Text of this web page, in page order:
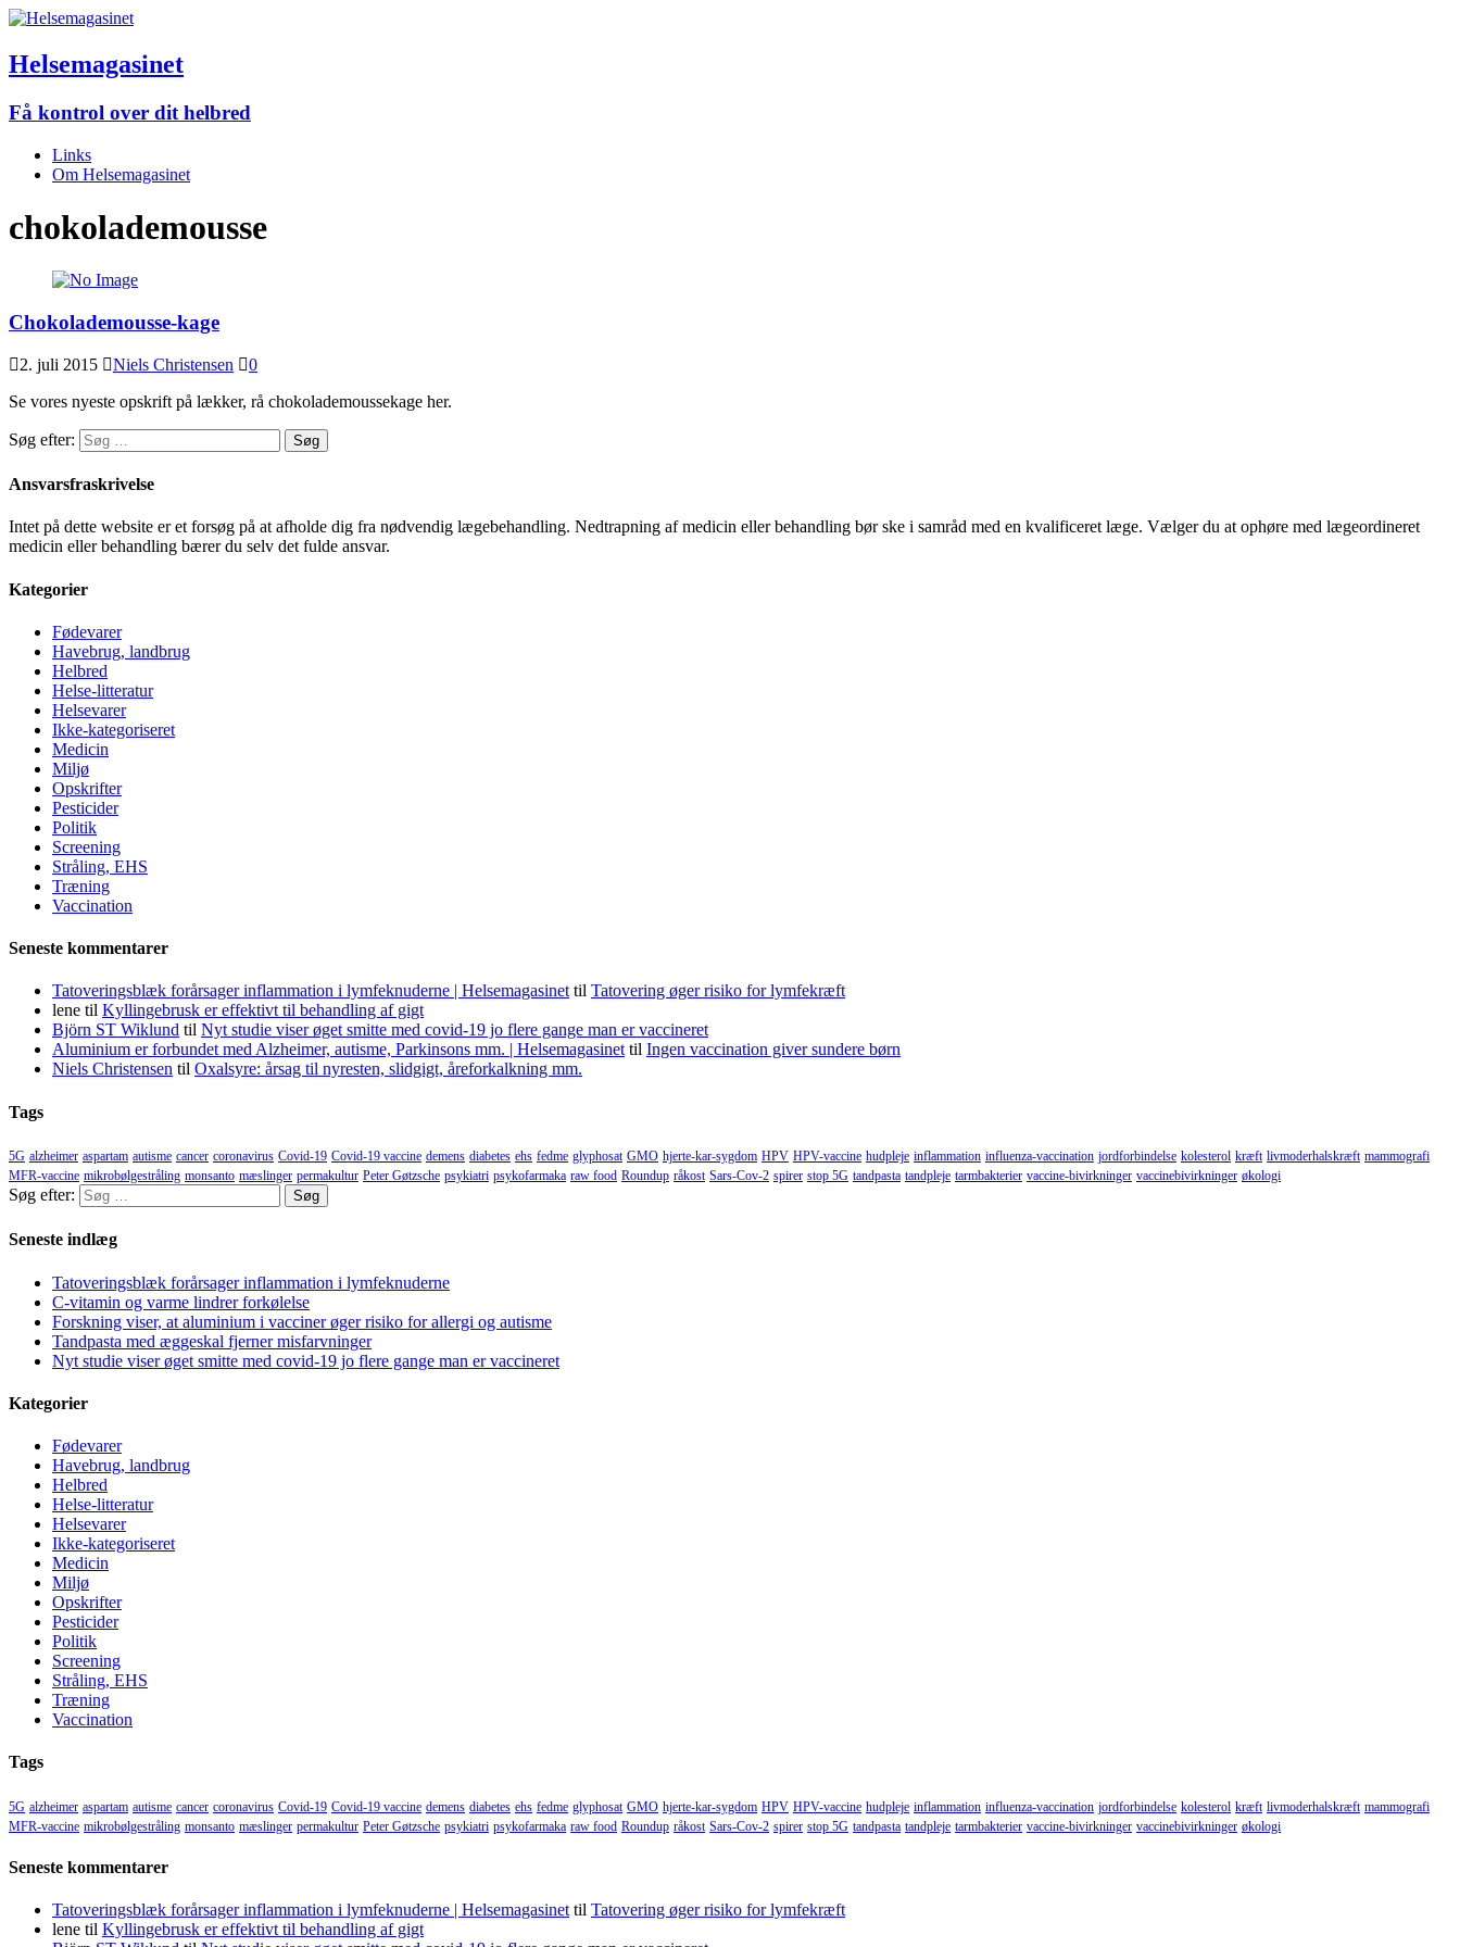
Helsemagasinet
Få kontrol over dit helbred
Links
Om Helsemagasinet
chokolademousse
Chokolademousse-kage
2. juli 2015 Niels Christensen
0
Se vores nyeste opskrift på lækker, rå chokolademoussekage her.
Søg efter:
Ansvarsfraskrivelse
Intet på dette website er et forsøg på at afholde dig fra nødvendig lægebehandling. Nedtrapning af medicin eller behandling bør ske i samråd med en kvalificeret læge. Vælger du at ophøre med lægeordineret
medicin eller behandling bærer du selv det fulde ansvar.
Kategorier
Fødevarer
Havebrug, landbrug
Helbred
Helse-litteratur
Helsevarer
Ikke-kategoriseret
Medicin
Miljø
Opskrifter
Pesticider
Politik
Screening
Stråling, EHS
Træning
Vaccination
Seneste kommentarer
Tatoveringsblæk forårsager inflammation i lymfeknuderne | Helsemagasinettil Tatovering øger risiko for lymfekræft
lene til Kyllingebrusk er effektivt til behandling af gigt
Björn ST Wiklund til Nyt studie viser øget smitte med covid-19 jo flere gange man er vaccineret
Aluminium er forbundet med Alzheimer, autisme, Parkinsons mm. | Helsemagasinettil Ingen vaccination giver sundere børn
Niels Christensen til Oxalsyre: årsag til nyresten, slidgigt, åreforkalkning mm.
Tags
5G alzheimer aspartam autisme cancer coronavirus Covid-19 Covid-19 vaccine demens diabetes ehs fedme glyphosat GMO hjerte-kar-sygdom HPV HPV-vaccine hudpleje inflammation influenza-vaccination jordforbindelse kolesterol kræft livmoderhalskræft mammografi
MFR-vaccine mikrobølgestråling monsanto mæslinger permakultur Peter Gøtzsche psykiatri psykofarmaka raw food Roundup råkost Sars-Cov-2 spirer stop 5G tandpasta tandpleje tarmbakterier vaccine-bivirkninger vaccinebivirkninger økologi
Søg efter:
Seneste indlæg
Tatoveringsblæk forårsager inflammation i lymfeknuderne
C-vitamin og varme lindrer forkølelse
Forskning viser, at aluminium i vacciner øger risiko for allergi og autisme
Tandpasta med æggeskal fjerner misfarvninger
Nyt studie viser øget smitte med covid-19 jo flere gange man er vaccineret
Kategorier
Fødevarer
Havebrug, landbrug
Helbred
Helse-litteratur
Helsevarer
Ikke-kategoriseret
Medicin
Miljø
Opskrifter
Pesticider
Politik
Screening
Stråling, EHS
Træning
Vaccination
Tags
5G alzheimer aspartam autisme cancer coronavirus Covid-19 Covid-19 vaccine demens diabetes ehs fedme glyphosat GMO hjerte-kar-sygdom HPV HPV-vaccine hudpleje inflammation influenza-vaccination jordforbindelse kolesterol kræft livmoderhalskræft mammografi
MFR-vaccine mikrobølgestråling monsanto mæslinger permakultur Peter Gøtzsche psykiatri psykofarmaka raw food Roundup råkost Sars-Cov-2 spirer stop 5G tandpasta tandpleje tarmbakterier vaccine-bivirkninger vaccinebivirkninger økologi
Seneste kommentarer
Tatoveringsblæk forårsager inflammation i lymfeknuderne | Helsemagasinet til Tatovering øger risiko for lymfekræft
lene til Kyllingebrusk er effektivt til behandling af gigt